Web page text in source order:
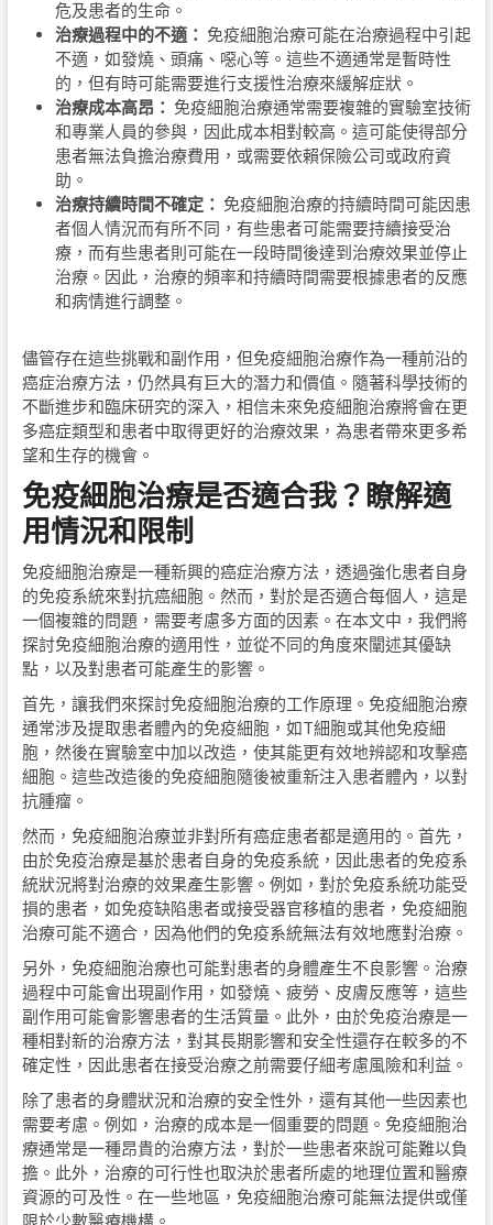
危及患者的生命。
治療過程中的不適： 免疫細胞治療可能在治療過程中引起
不適，如發燒、頭痛、噁心等。這些不適通常是暫時性
的，但有時可能需要進行支援性治療來緩解症狀。
治療成本高昂： 免疫細胞治療通常需要複雜的實驗室技術
和專業人員的參與，因此成本相對較高。這可能使得部分
患者無法負擔治療費用，或需要依賴保險公司或政府資
助。
治療持續時間不確定： 免疫細胞治療的持續時間可能因患
者個人情況而有所不同，有些患者可能需要持續接受治
療，而有些患者則可能在一段時間後達到治療效果並停止
治療。因此，治療的頻率和持續時間需要根據患者的反應
和病情進行調整。
儘管存在這些挑戰和副作用，但免疫細胞治療作為一種前沿的
癌症治療方法，仍然具有巨大的潛力和價值。隨著科學技術的
不斷進步和臨床研究的深入，相信未來免疫細胞治療將會在更
多癌症類型和患者中取得更好的治療效果，為患者帶來更多希
望和生存的機會。
免疫細胞治療是否適合我？瞭解適
用情況和限制
免疫細胞治療是一種新興的癌症治療方法，透過強化患者自身
的免疫系統來對抗癌細胞。然而，對於是否適合每個人，這是
一個複雜的問題，需要考慮多方面的因素。在本文中，我們將
探討免疫細胞治療的適用性，並從不同的角度來闡述其優缺
點，以及對患者可能產生的影響。
首先，讓我們來探討免疫細胞治療的工作原理。免疫細胞治療
通常涉及提取患者體內的免疫細胞，如T細胞或其他免疫細
胞，然後在實驗室中加以改造，使其能更有效地辨認和攻擊癌
細胞。這些改造後的免疫細胞隨後被重新注入患者體內，以對
抗腫瘤。
然而，免疫細胞治療並非對所有癌症患者都是適用的。首先，
由於免疫治療是基於患者自身的免疫系統，因此患者的免疫系
統狀況將對治療的效果產生影響。例如，對於免疫系統功能受
損的患者，如免疫缺陷患者或接受器官移植的患者，免疫細胞
治療可能不適合，因為他們的免疫系統無法有效地應對治療。
另外，免疫細胞治療也可能對患者的身體產生不良影響。治療
過程中可能會出現副作用，如發燒、疲勞、皮膚反應等，這些
副作用可能會影響患者的生活質量。此外，由於免疫治療是一
種相對新的治療方法，對其長期影響和安全性還存在較多的不
確定性，因此患者在接受治療之前需要仔細考慮風險和利益。
除了患者的身體狀況和治療的安全性外，還有其他一些因素也
需要考慮。例如，治療的成本是一個重要的問題。免疫細胞治
療通常是一種昂貴的治療方法，對於一些患者來說可能難以負
擔。此外，治療的可行性也取決於患者所處的地理位置和醫療
資源的可及性。在一些地區，免疫細胞治療可能無法提供或僅